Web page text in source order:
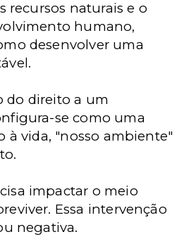
recursos naturais e o
humano,
desenvolver uma
do direito a um
se como uma
à vida, "nosso ambiente"
impactar o meio
Essa intervenção
negativa.